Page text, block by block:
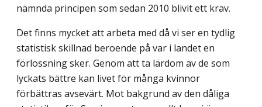
nämnda principen som sedan 2010 blivit ett krav.
Det finns mycket att arbeta med då vi ser en tydlig
statistisk skillnad beroende på var i landet en
förlossning sker. Genom att ta lärdom av de som
lyckats bättre kan livet för många kvinnor
förbättras avsevärt. Mot bakgrund av den dåliga